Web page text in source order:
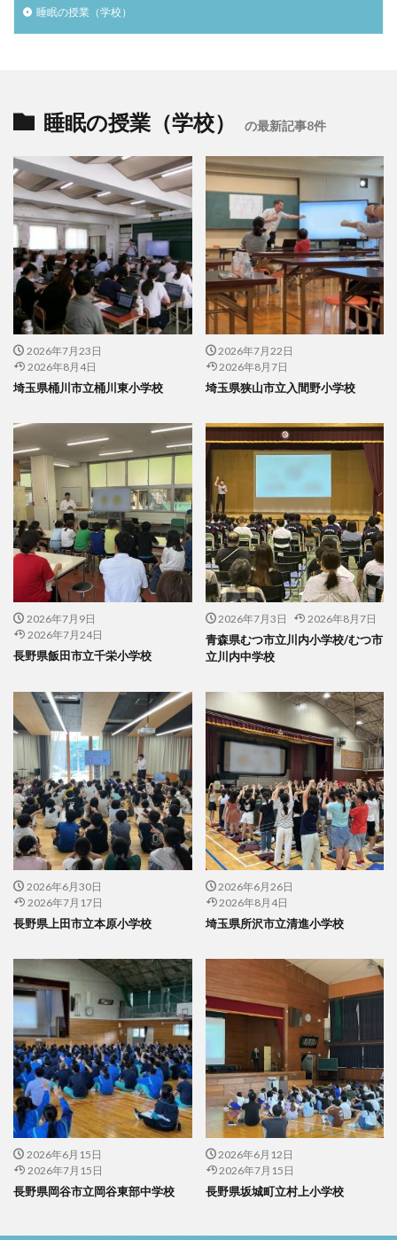
睡眠の授業（学校）
睡眠の授業（学校） の最新記事8件
2026年7月23日
2026年8月4日
埼玉県桶川市立桶川東小学校
2026年7月22日
2026年8月7日
埼玉県狭山市立入間野小学校
2026年7月9日
2026年7月24日
長野県飯田市立千栄小学校
2026年7月3日 2026年8月7日
青森県むつ市立川内小学校/むつ市
立川内中学校
2026年6月30日
2026年7月17日
長野県上田市立本原小学校
2026年6月26日
2026年8月4日
埼玉県所沢市立清進小学校
2026年6月15日
2026年7月15日
長野県岡谷市立岡谷東部中学校
2026年6月12日
2026年7月15日
長野県坂城町立村上小学校